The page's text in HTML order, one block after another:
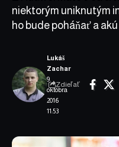
niektorým uniknutým
ho bude poháňať a
9.
októbra
2016
11:53
Lukáš
Zachar
Zdieľať